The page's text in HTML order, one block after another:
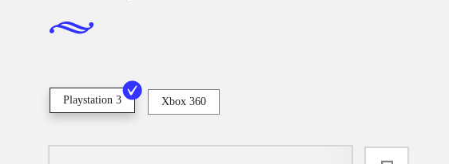
Playstation 3 Xbox 360